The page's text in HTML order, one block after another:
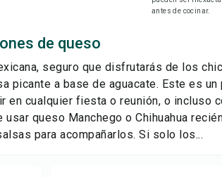
antes de cocinar.
de queso
seguro que disfrutarás de los
picante a base de aguacate. Este es
en cualquier fiesta o reunión, o incluso
usar queso Manchego o Chihuahua
para acompañarlos. Si solo los...